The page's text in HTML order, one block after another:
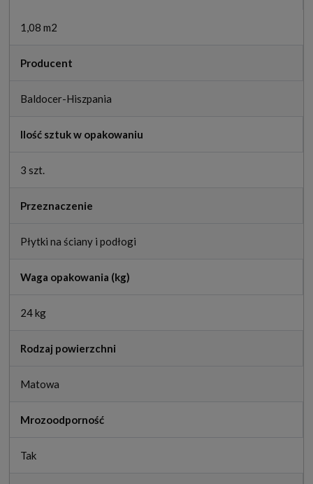
1,08 m2
Producent
Baldocer-Hiszpania
Ilość sztuk w opakowaniu
3 szt.
Przeznaczenie
Płytki na ściany i podłogi
Waga opakowania (kg)
24 kg
Rodzaj powierzchni
Matowa
Mrozoodporność
Tak